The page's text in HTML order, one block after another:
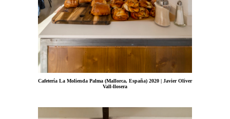
Cafetería La Molienda Palma (Mallorca, España) 2020 | Javier Oliver
Vall-llosera